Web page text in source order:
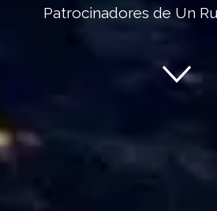
Patrocinadores de Un